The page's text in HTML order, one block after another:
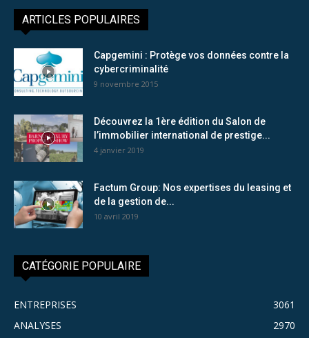
ARTICLES POPULAIRES
Capgemini : Protège vos données contre la
cybercriminalité
9 novembre 2015
Découvrez la 1ère édition du Salon de
l’immobilier international de prestige...
4 janvier 2019
Factum Group: Nos expertises du leasing et
de la gestion de...
10 avril 2019
CATÉGORIE POPULAIRE
ENTREPRISES
3061
ANALYSES
2970